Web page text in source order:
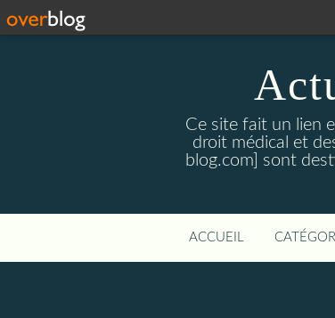
Ce site fait un lien
droit médical et
blog.com] sont
ACCUEIL